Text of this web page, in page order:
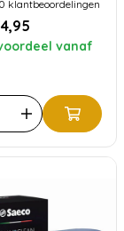
0 klantbeoordelingen
vanaf